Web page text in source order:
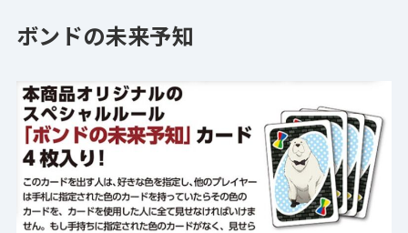
ボンドの未来予知